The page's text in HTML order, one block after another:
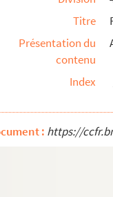
frater Minor in
frater Predicator
prima dominica post
deux sermons pour les
Ar. Roiardi, lector
Titre
Présentation du
contenu
Index
: https://